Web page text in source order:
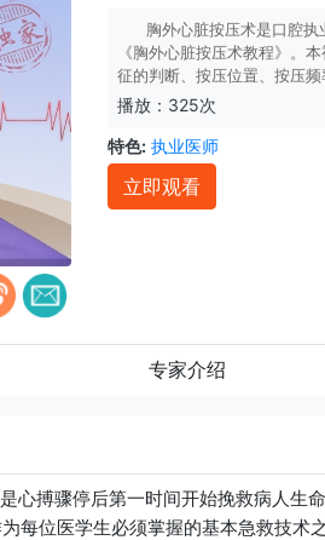
胸外心脏按压术是口腔
《胸外心脏按压术教程》。
征的判断、按压位置、按压
播放：325次
特色: 执业医师
立即观看
专家介绍
搏骤停后第一时间开始挽救病人生
每位医学生必须掌握的基本急救技术